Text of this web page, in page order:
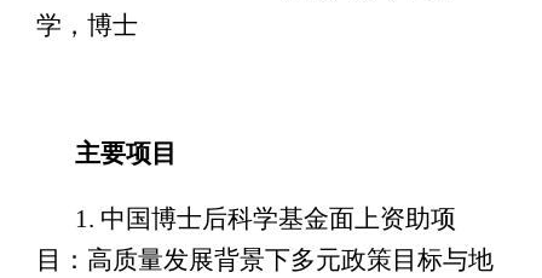
学，博士
主要项目
1. 中国博士后科学基金面上资助项
目：高质量发展背景下多元政策目标与地